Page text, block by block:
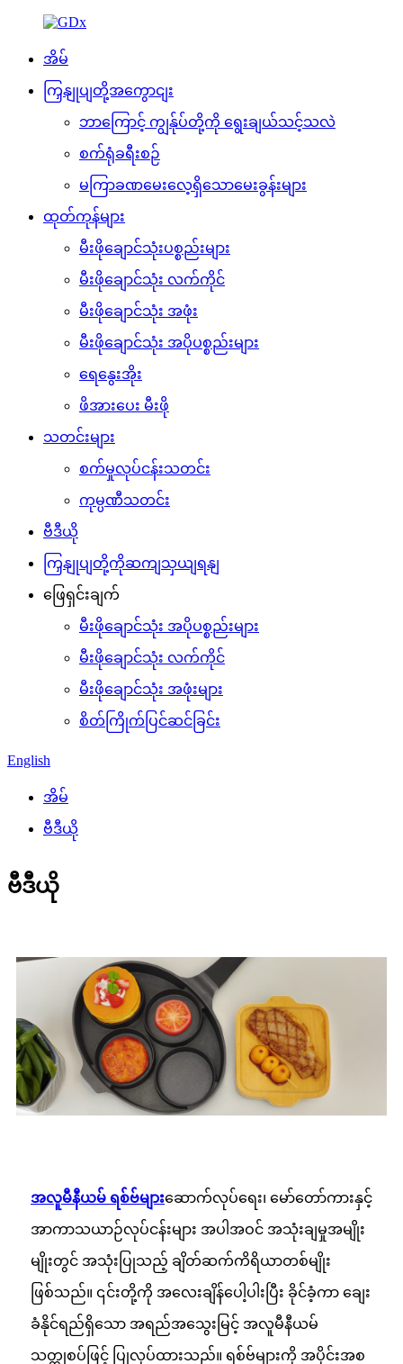
အိမ်
ကြှနျုပျတို့အကွောငျး
ဘာကြောင့် ကျွန်ုပ်တို့ကို ရွေးချယ်သင့်သလဲ
စက်ရုံခရီးစဉ်
မကြာခဏမေးလေ့ရှိသောမေးခွန်းများ
ထုတ်ကုန်များ
မီးဖိုချောင်သုံးပစ္စည်းများ
မီးဖိုချောင်သုံး လက်ကိုင်
မီးဖိုချောင်သုံး အဖုံး
မီးဖိုချောင်သုံး အပိုပစ္စည်းများ
ရေနွေးအိုး
ဖိအားပေး မီးဖို
သတင်းများ
စက်မှုလုပ်ငန်းသတင်း
ကုမ္ပဏီသတင်း
ဗီဒီယို
ကြှနျုပျတို့ကိုဆကျသှယျရနျ
ဖြေရှင်းချက်
မီးဖိုချောင်သုံး အပိုပစ္စည်းများ
မီးဖိုချောင်သုံး လက်ကိုင်
မီးဖိုချောင်သုံး အဖုံးများ
စိတ်ကြိုက်ပြင်ဆင်ခြင်း
English
အိမ်
ဗီဒီယို
ဗီဒီယို
အလူမီနီယမ် ရစ်ဗ်များဆောက်လုပ်ရေး၊ မော်တော်ကားနှင့်
အာကာသယာဉ်လုပ်ငန်းများ အပါအဝင် အသုံးချမှုအမျိုး
မျိုးတွင် အသုံးပြုသည့် ချိတ်ဆက်ကိရိယာတစ်မျိုး
ဖြစ်သည်။ ၎င်းတို့ကို အလေးချိန်ပေါ့ပါးပြီး ခိုင်ခံ့ကာ ချေး
ခံနိုင်ရည်ရှိသော အရည်အသွေးမြင့် အလူမီနီယမ်
သတ္တုစပ်ဖြင့် ပြုလုပ်ထားသည်။ ရစ်ဗ်များကို အပိုင်းအစ